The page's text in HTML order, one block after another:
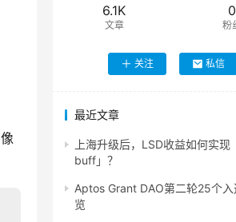
6.1K
文章
0
粉
关注 私信
最近文章
上海升级后，LSD收益如何实现
buff」？
Aptos Grant DAO第二轮25个
览